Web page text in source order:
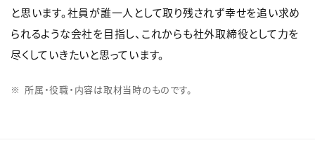
と思います。社員が誰一人として取り残されず幸せを追い求め
られるような会社を目指し、これからも社外取締役として力を
尽くしていきたいと思っています。
所属・役職・内容は取材当時のものです。